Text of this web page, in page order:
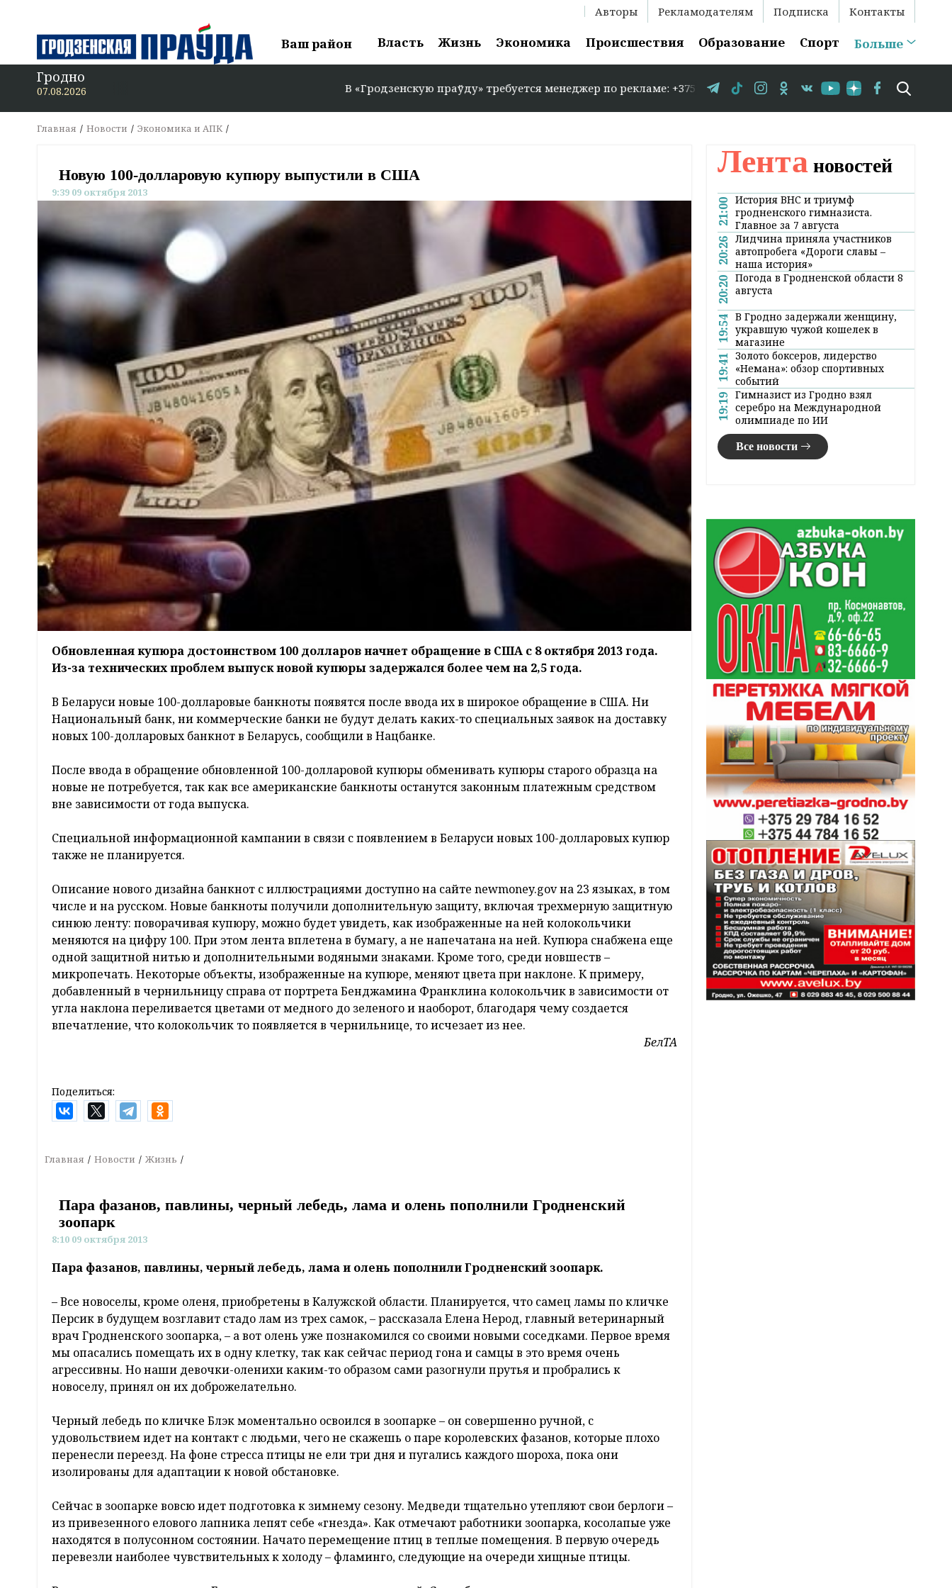
Авторы Рекламодателям Подписка Контакты
Ваш район Власть Жизнь Экономика Происшествия Образование Спорт Больше
Гродно
07.08.2026 В «Гродзенскую праўду» требуется менеджер по рекламе: +375 29 583-35-86 // В Гродно временно закрывается
Главная Новости Экономика и АПК
Новую 100-долларовую купюру выпустили в США
9:39 09 октября 2013
Обновленная купюра достоинством 100 долларов начнет обращение в США с 8 октября 2013 года.
Из-за технических проблем выпуск новой купюры задержался более чем на 2,5 года.
В Беларуси новые 100-долларовые банкноты появятся после ввода их в широкое обращение в США. Ни
Национальный банк, ни коммерческие банки не будут делать каких-то специальных заявок на доставку
новых 100-долларовых банкнот в Беларусь, сообщили в Нацбанке.
После ввода в обращение обновленной 100-долларовой купюры обменивать купюры старого образца на
новые не потребуется, так как все американские банкноты останутся законным платежным средством
вне зависимости от года выпуска.
Специальной информационной кампании в связи с появлением в Беларуси новых 100-долларовых купюр
также не планируется.
Описание нового дизайна банкнот с иллюстрациями доступно на сайте newmoney.gov на 23 языках, в том
числе и на русском. Новые банкноты получили дополнительную защиту, включая трехмерную защитную
синюю ленту: поворачивая купюру, можно будет увидеть, как изображенные на ней колокольчики
меняются на цифру 100. При этом лента вплетена в бумагу, а не напечатана на ней. Купюра снабжена еще
одной защитной нитью и дополнительными водяными знаками. Кроме того, среди новшеств –
микропечать. Некоторые объекты, изображенные на купюре, меняют цвета при наклоне. К примеру,
добавленный в чернильницу справа от портрета Бенджамина Франклина колокольчик в зависимости от
угла наклона переливается цветами от медного до зеленого и наоборот, благодаря чему создается
впечатление, что колокольчик то появляется в чернильнице, то исчезает из нее.
БелТА
Поделиться:
Главная Новости Жизнь
Пара фазанов, павлины, черный лебедь, лама и олень пополнили Гродненский
зоопарк
8:10 09 октября 2013
Лента новостей
21:00 История ВНС и триумф
гродненского гимназиста.
Главное за 7 августа
20:26 Лидчина приняла участников
автопробега «Дороги славы –
наша история»
20:20 Погода в Гродненской области 8
августа
19:54 В Гродно задержали женщину,
укравшую чужой кошелек в
магазине
19:41 Золото боксеров, лидерство
«Немана»: обзор спортивных
событий
19:19 Гимназист из Гродно взял
серебро на Международной
олимпиаде по ИИ
Все новости